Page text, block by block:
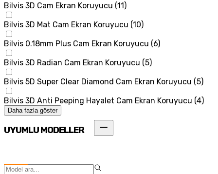
Bilvis 3D Cam Ekran Koruyucu (11)
Bilvis 3D Mat Cam Ekran Koruyucu (10)
Bilvis 0.18mm Plus Cam Ekran Koruyucu (6)
Bilvis 3D Radian Cam Ekran Koruyucu (5)
Bilvis 5D Super Clear Diamond Cam Ekran Koruyucu (5)
Bilvis 3D Anti Peeping Hayalet Cam Ekran Koruyucu (4)
Daha fazla göster
UYUMLU MODELLER